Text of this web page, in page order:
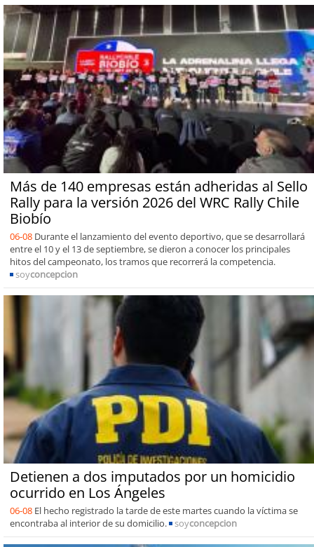
Más de 140 empresas están adheridas al Sello
Rally para la versión 2026 del WRC Rally Chile
Biobío
06-08 Durante el lanzamiento del evento deportivo, que se desarrollará
entre el 10 y el 13 de septiembre, se dieron a conocer los principales
hitos del campeonato, los tramos que recorrerá la competencia.
soyconcepcion
Detienen a dos imputados por un homicidio
ocurrido en Los Ángeles
06-08 El hecho registrado la tarde de este martes cuando la víctima se
encontraba al interior de su domicilio.
soyconcepcion